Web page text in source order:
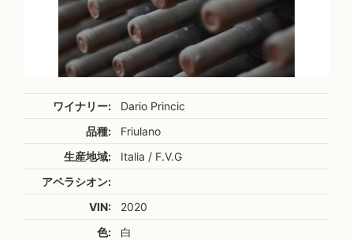
ワイナリー:
Dario Princic
品種:
Friulano
生産地域:
Italia / F.V.G
アペラシオン:
VIN:
2020
色:
白